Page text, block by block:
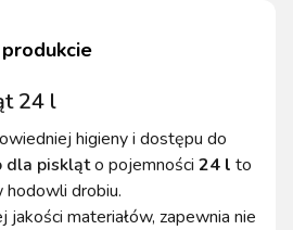
24 l
higieny i dostępu do
dla piskląto pojemności 24 l to
drobiu.
materiałów, zapewnia nie